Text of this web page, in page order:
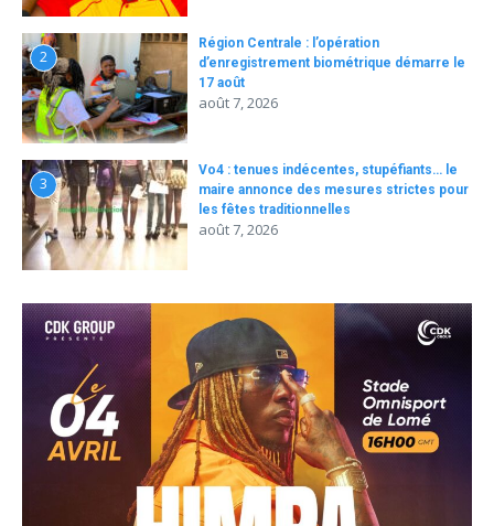
2
Région Centrale : l’opération
d’enregistrement biométrique démarre le
17 août
août 7, 2026
3
Vo4 : tenues indécentes, stupéfiants… le
maire annonce des mesures strictes pour
les fêtes traditionnelles
août 7, 2026